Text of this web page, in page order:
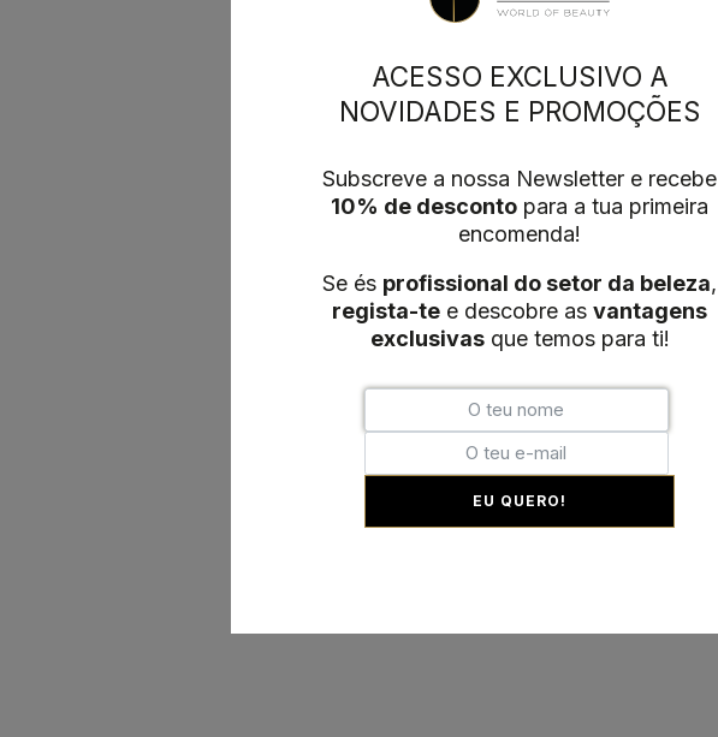
ACESSO EXCLUSIVO A
NOVIDADES E PROMOÇÕES
Subscreve a nossa Newsletter e recebe
10% de desconto para a tua primeira
encomenda!
Se és profissional do setor da beleza,
regista-te e descobre as vantagens
exclusivasque temos para ti!
EU QUERO!